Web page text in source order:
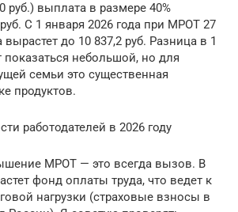
руб.) выплата в размере 40%
С 1 января 2026 года при МРОТ 27
вырастет до 10 837,2 руб. Разница в 1
показаться небольшой, но для
семьи это существенная
продуктов.
работодателей в 2026 году
МРОТ — это всегда вызов. В
фонд оплаты труда, что ведет к
нагрузки (страховые взносы в